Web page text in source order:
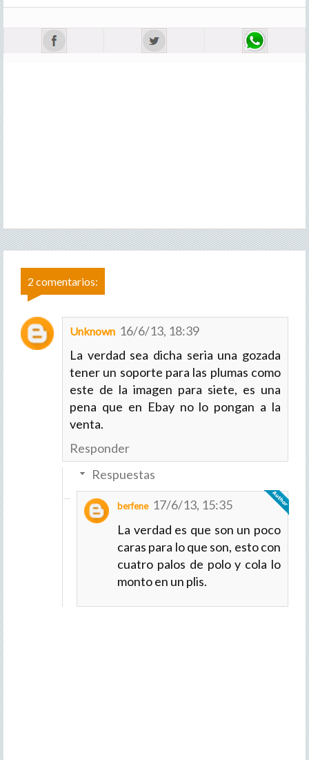
2 comentarios:
Unknown 16/6/13, 18:39
La verdad sea dicha seria una gozada
tener un soporte para las plumas como
este de la imagen para siete, es una
pena que en Ebay no lo pongan a la
venta.
Responder
Respuestas
berfene 17/6/13, 15:35
La verdad es que son un poco
caras para lo que son, esto con
cuatro palos de polo y cola lo
monto en un plis.